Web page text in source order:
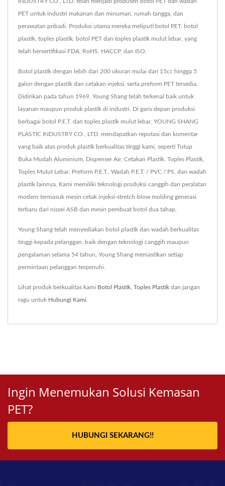
PET untuk industri makanan dan minuman, rumah tangga, dan
perawatan pribadi. Produksi utama mereka meliputi botol PET, botol
plastik, toples plastik, botol PET dan toples plastik mulut lebar, yang
telah bersertifikasi FDA, RoHS, HACCP, dan ISO.
Botol plastik dengan lebih dari 200 ukuran mulai dari 15cc hingga 5
galon dengan plastik dan cetakan injeksi, serta preform PET tersedia.
Didirikan pada tahun 1969, Young Shang telah terkenal baik untuk
layanan maupun produk plastik di industri. Di garis depan produksi
berbagai botol P.E.T. dan toples plastik mulut lebar, YOUNG SHANG
PLASTIC INDUSTRY CO., LTD. mendapatkan reputasi dan komentar
yang baik atas produk plastik berkualitas tinggi kami, seperti Tutup
Buka Mudah Aluminium, Dispenser Air, Cetakan Plastik, Toples Plastik,
Toples Mulut Lebar, Preform P.E.T., Wadah P.E.T. / PVC / PS, dan wadah
plastik lainnya. Kami memiliki teknologi produksi canggih dan peralatan
modern termasuk mesin cetak injeksi-stretch-blow molding generasi
terbaru dari nissei ASB dan mesin pembuat botol dua tahap.
Young Shang telah menyediakan botol plastik dan wadah berkualitas
tinggi kepada pelanggan, baik dengan teknologi canggih maupun
pengalaman selama 54 tahun, Young Shang memastikan setiap
permintaan pelanggan terpenuhi.
Lihat produk berkualitas kami Botol Plastik Toples Plastik dan jangan
ragu untuk Hubungi Kami
Ingin Menemukan Solusi Kemasan
PET?
HUBUNGI SEKARANG!!